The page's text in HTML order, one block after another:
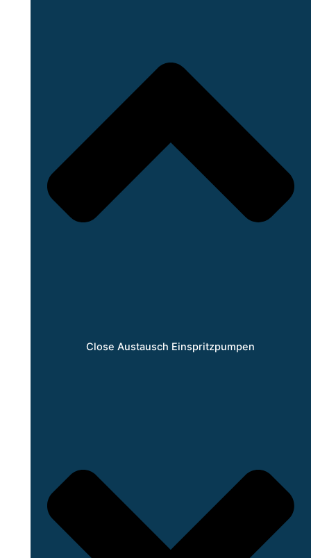
Close Austausch Einspritzpumpen